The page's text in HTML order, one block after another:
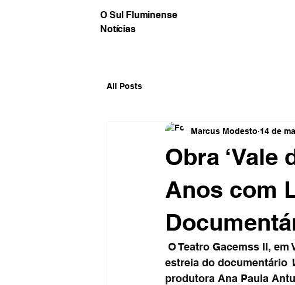
O Sul Fluminense
Notícias
All Posts
Obra ‘Vale
Anos com
Marcus Modesto 14 de
estreia do documentário
produtora Ana Paula